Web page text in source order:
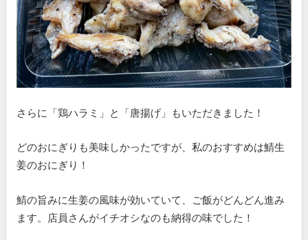
さらに「鶏ハラミ」と「唐揚げ」もいただきました！
どのおにぎりも美味しかったですが、私のおすすめは鯖生
姜のおにぎり！
鯖の旨みに生姜の風味が効いていて、ご飯がどんどん進み
ます。店員さんがイチオシなのも納得の味でした！